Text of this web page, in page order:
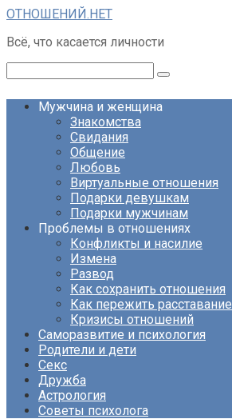
Перейти
контенту
ОТНОШЕНИЙ.НЕТ
Всё, что касается личности
Мужчина и женщина
Знакомства
Свидания
Общение
Любовь
Виртуальные отношения
Подарки девушкам
Подарки мужчинам
Проблемы в отношениях
Конфликты и насилие
Измена
Развод
Как сохранить отношения
Как пережить расставание
Кризисы отношений
Саморазвитие и психология
Родители и дети
Секс
Дружба
Астрология
Советы психолога